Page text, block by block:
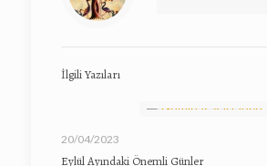
İlgili Yazıları
20/04/2023
Eylül Ayındaki Önemli Günler